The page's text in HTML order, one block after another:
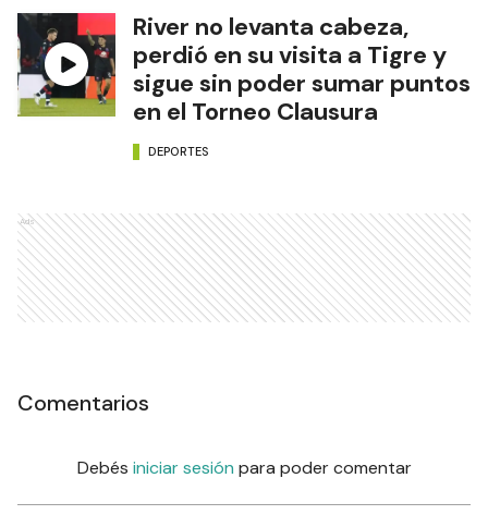
River no levanta cabeza,
perdió en su visita a Tigre y
sigue sin poder sumar puntos
en el Torneo Clausura
DEPORTES
Ads
Comentarios
Debés iniciar sesión para poder comentar